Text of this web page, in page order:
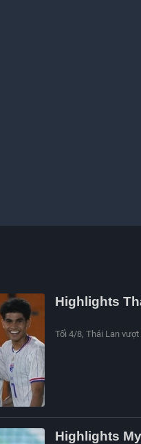
Highlights
Tối 4/8, Thái Lan
Highlights